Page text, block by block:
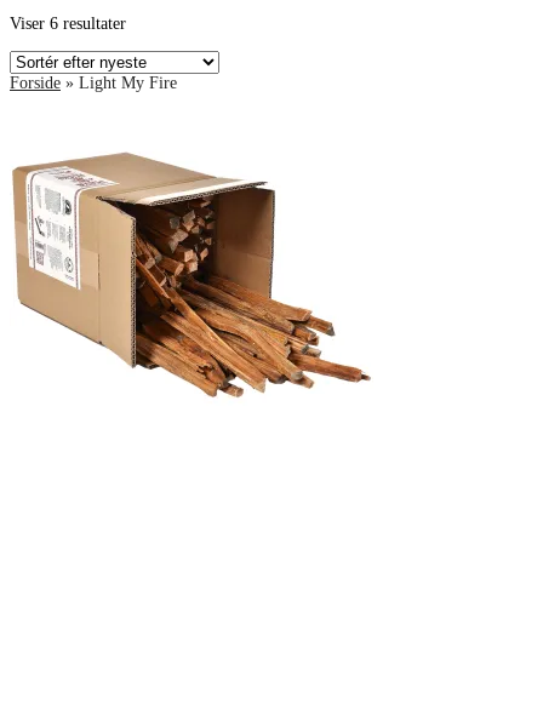
Viser 6 resultaterSorteret
seneste
Forside » Light My Fire